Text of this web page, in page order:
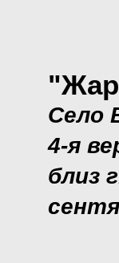
Село
4-я
близ